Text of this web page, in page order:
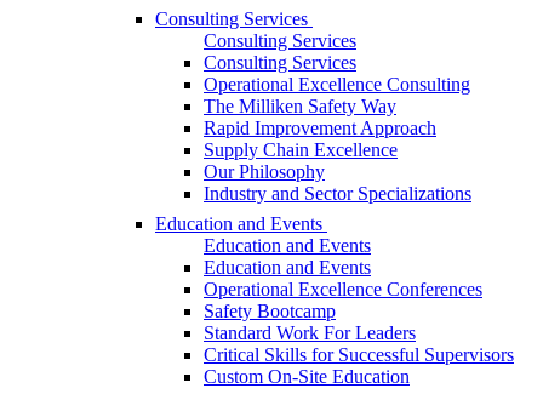
Consulting Services
Consulting Services
Consulting Services
Operational Excellence Consulting
The Milliken Safety Way
Rapid Improvement Approach
Supply Chain Excellence
Our Philosophy
Industry and Sector Specializations
Education and Events
Education and Events
Education and Events
Operational Excellence Conferences
Safety Bootcamp
Standard Work For Leaders
Critical Skills for Successful Supervisors
Custom On-Site Education